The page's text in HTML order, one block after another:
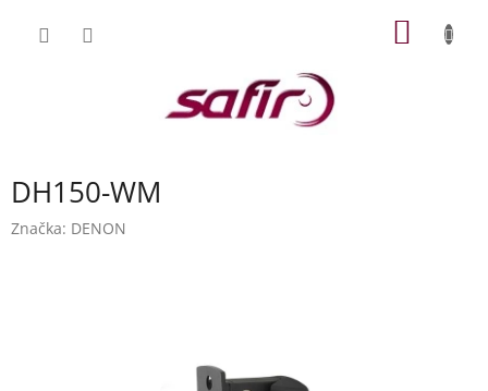
DH150-WM
Značka: DENON